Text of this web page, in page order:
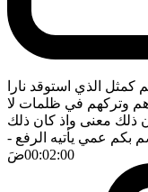
الذي استوقد نارا
وتركهم في ظلمات لا
ذلك معنى واذ كان ذلك
بكم عمي يأتيه الرفع -
00:02:00ضَ